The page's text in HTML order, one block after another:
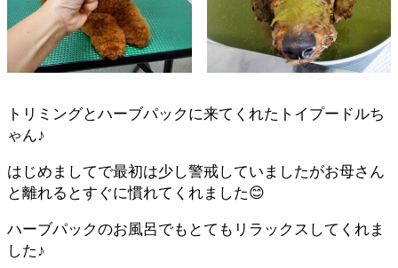
トリミングとハーブパックに来てくれたトイプードルち
ゃん♪
はじめましてで最初は少し警戒していましたがお母さん
と離れるとすぐに慣れてくれました😊
ハーブパックのお風呂でもとてもリラックスしてくれま
した♪